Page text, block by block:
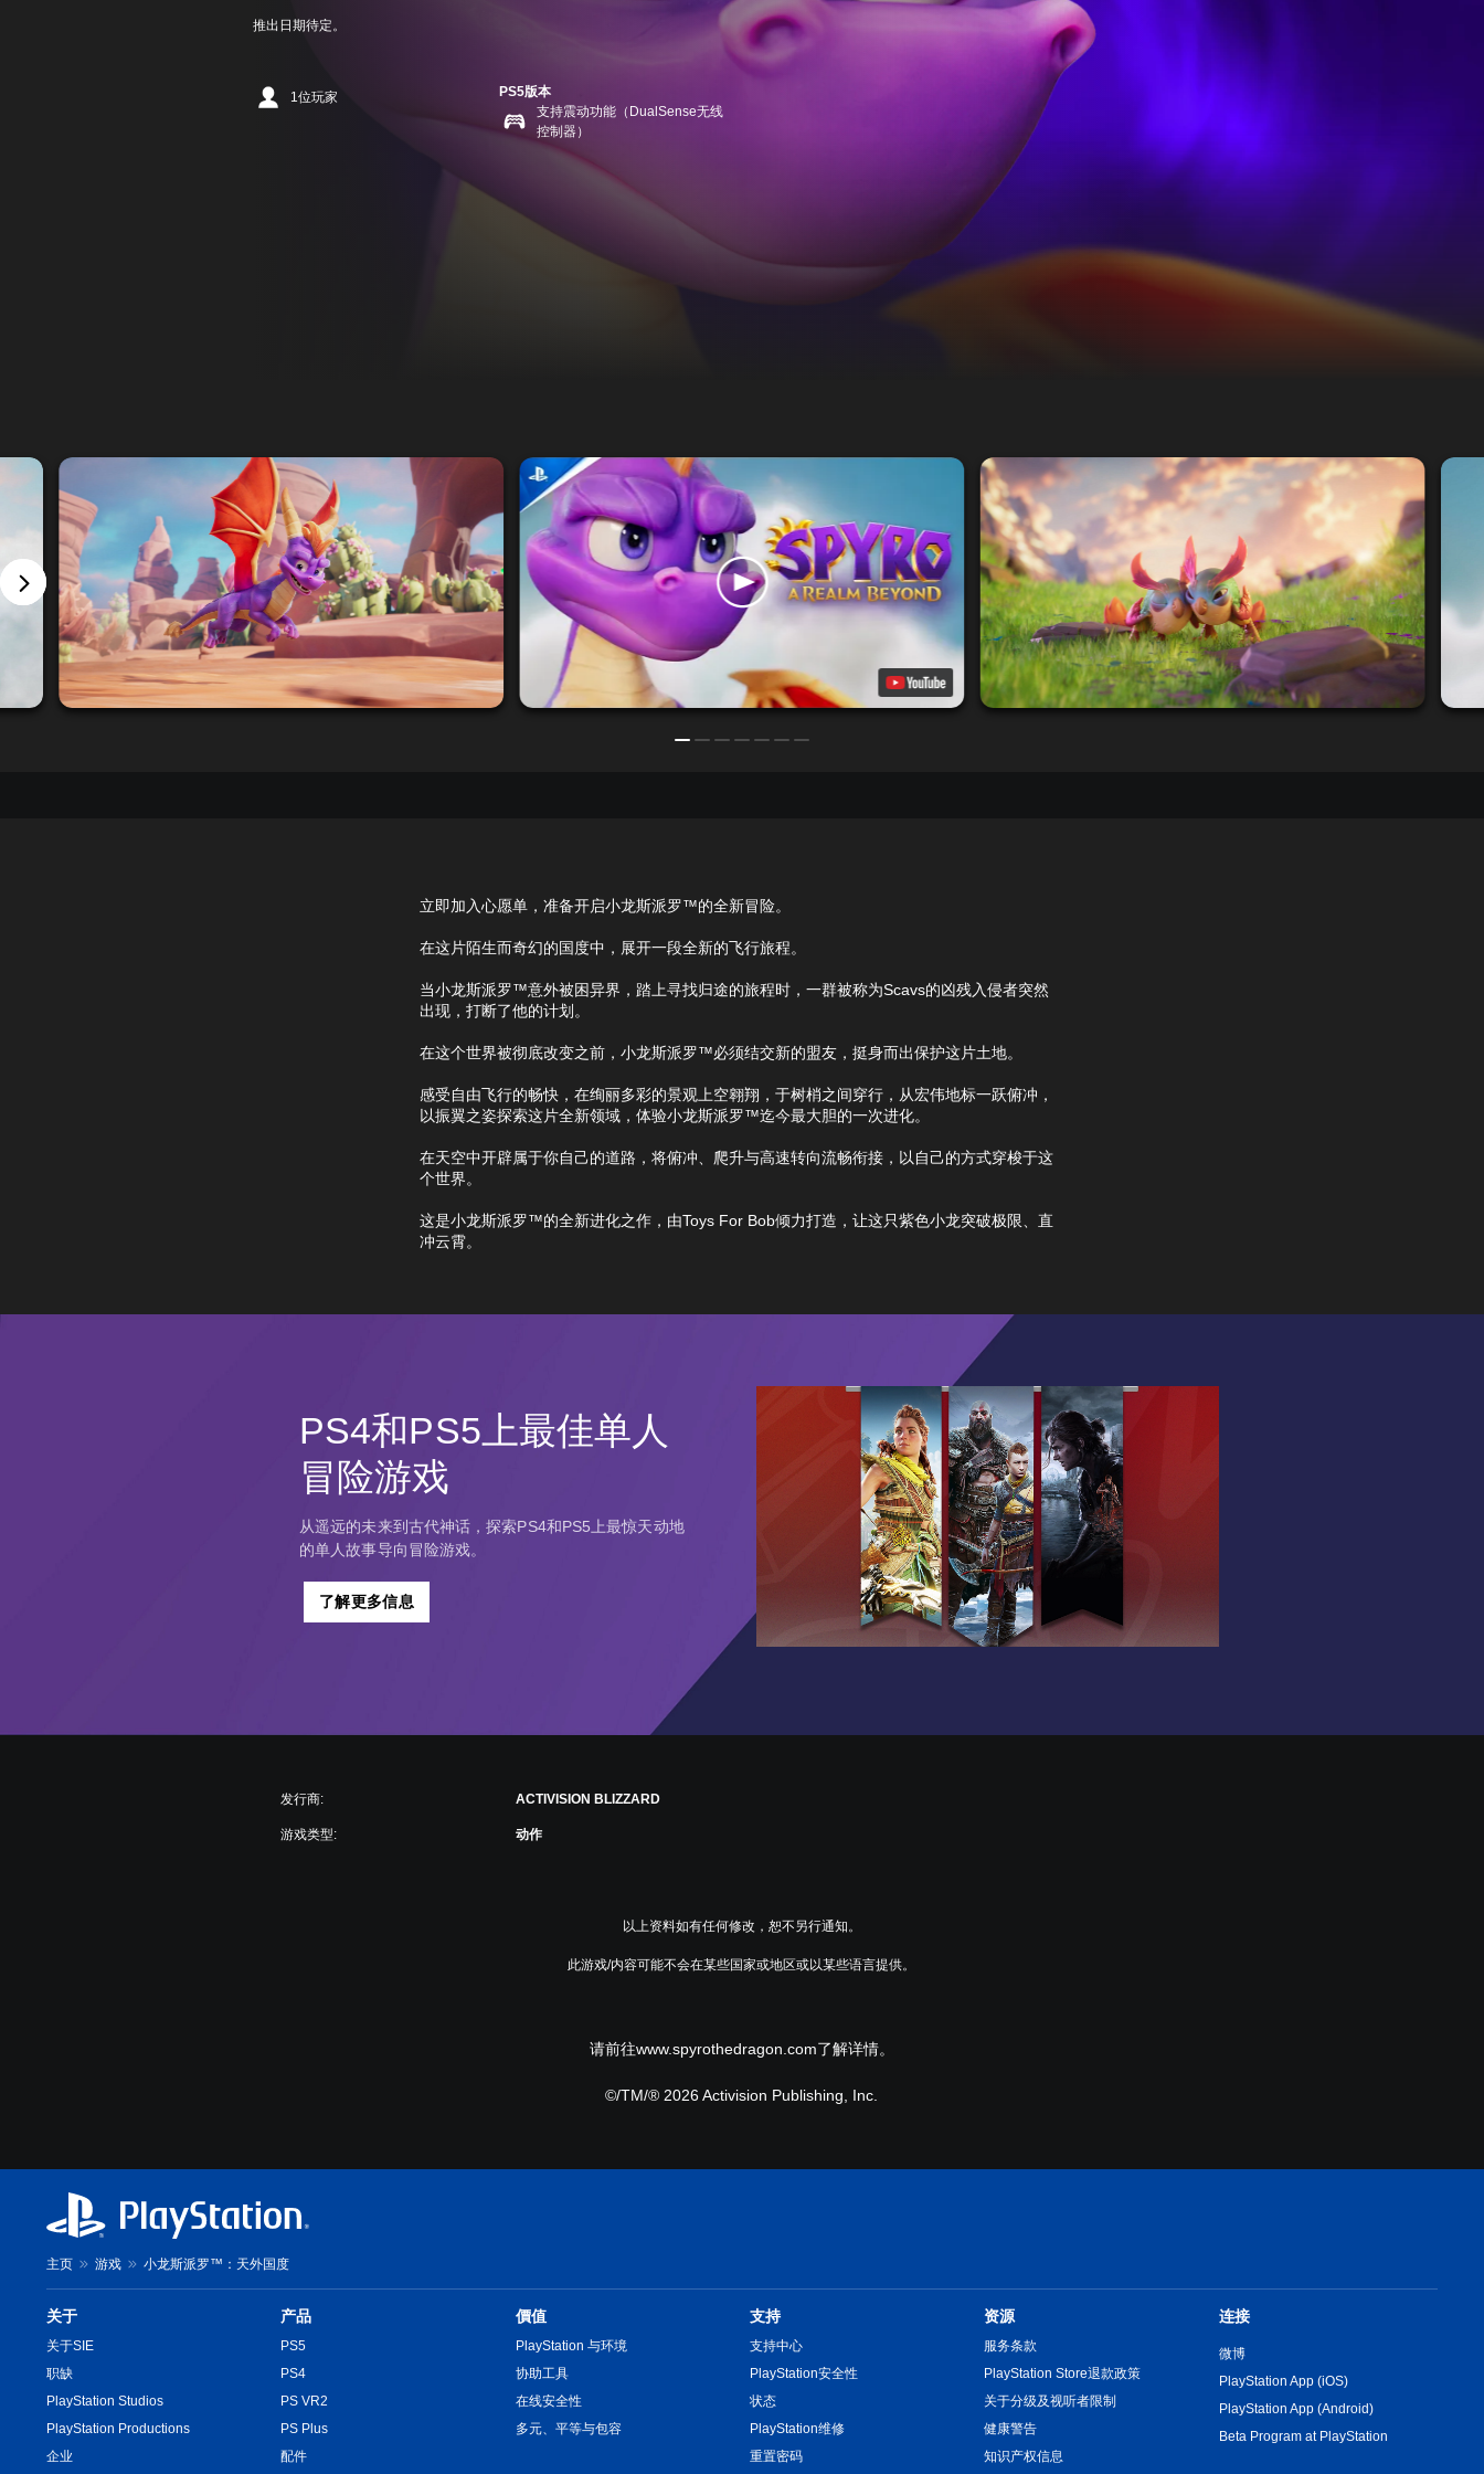
推出日期待定。
1位玩家
PS5版本
支持震动功能（DualSense无线
控制器）
立即加入心愿单，准备开启小龙斯派罗™的全新冒险。
在这片陌生而奇幻的国度中，展开一段全新的飞行旅程。
当小龙斯派罗™意外被困异界，踏上寻找归途的旅程时，一群被称为Scavs的凶残入侵者突然
出现，打断了他的计划。
在这个世界被彻底改变之前，小龙斯派罗™必须结交新的盟友，挺身而出保护这片土地。
感受自由飞行的畅快，在绚丽多彩的景观上空翱翔，于树梢之间穿行，从宏伟地标一跃俯冲，
以振翼之姿探索这片全新领域，体验小龙斯派罗™迄今最大胆的一次进化。
在天空中开辟属于你自己的道路，将俯冲、爬升与高速转向流畅衔接，以自己的方式穿梭于这
个世界。
这是小龙斯派罗™的全新进化之作，由Toys For Bob倾力打造，让这只紫色小龙突破极限、直
冲云霄。
PS4和PS5上最佳单人
冒险游戏
从遥远的未来到古代神话，探索PS4和PS5上最惊天动地
的单人故事导向冒险游戏。
了解更多信息
发行商: ACTIVISION BLIZZARD
游戏类型: 动作
以上资料如有任何修改，恕不另行通知。
此游戏/内容可能不会在某些国家或地区或以某些语言提供。
请前往www.spyrothedragon.com了解详情。
©/TM/® 2026 Activision Publishing, Inc.
主页 游戏 小龙斯派罗™：天外国度
关于
关于SIE
职缺
PlayStation Studios
PlayStation Productions
企业
产品
PS5
PS4
PS VR2
PS Plus
配件
價值
PlayStation 与环境
协助工具
在线安全性
多元、平等与包容
支持
支持中心
PlayStation安全性
状态
PlayStation维修
重置密码
资源
服务条款
PlayStation Store退款政策
关于分级及视听者限制
健康警告
知识产权信息
连接
微博
PlayStation App (iOS)
PlayStation App (Android)
Beta Program at PlayStation